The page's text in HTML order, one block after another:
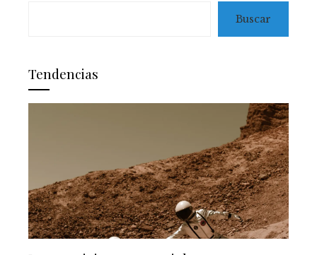
Buscar
Tendencias